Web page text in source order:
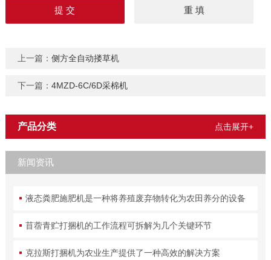
上一篇： 侧方全自动搂草机
下一篇： 4MZD-6C/6D采棉机
产品分类 点击展开+
新闻资讯
液态粪肥施肥机是一种将养殖废弃物转化为农田养分的设备
苜蓿青贮打捆机的工作流程可拆解为几个关键环节
克拉斯打捆机为农业生产提供了一种高效的解决方案